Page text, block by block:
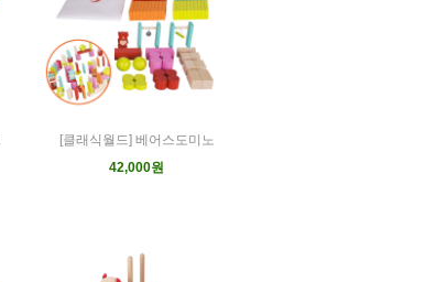
[클래식월드] 베어스도미노
42,000원